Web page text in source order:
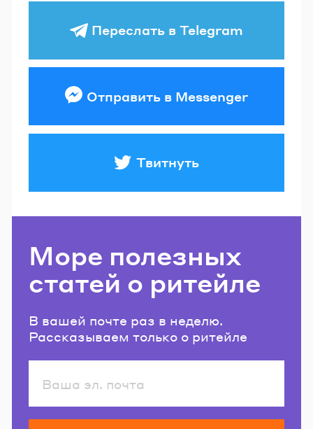
Переслать в Telegram
Отправить в Messenger
Твитнуть
Море полезных
статей о ритейле
В вашей почте раз в неделю.
Рассказываем только о ритейле